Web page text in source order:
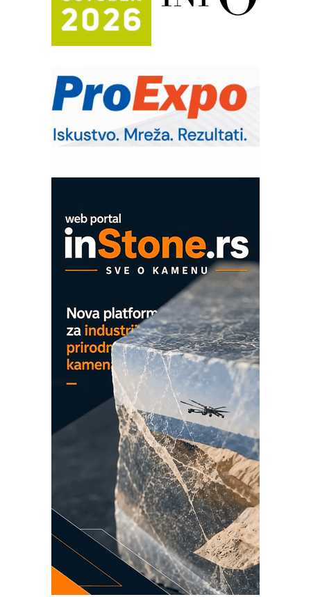
IB BLUMENAUER - više od 40 godina
poverenja u industriji
COMBYPACK
– Pametna signalizacija za efikasnije
upravljanje mašinama
Sigurnije ispitivanje transformatora u
solarnim elektranama i vetroparkovima
Pranje točkova na gradilištu- standard
ROSA i SCHUNK podižu proizvodnju
Detekcija različitih oblika
MAREX - Lim i mašine za savremena
rešenja
Marcom-plast d.o.o.- vaš pouzdan
CTO - Prilagodite svoju toplinsku
obradu!